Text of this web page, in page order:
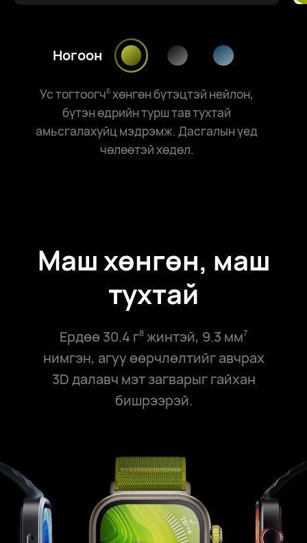
Ногоон
Ус тогтоогч6 хөнгөн бүтэцтэй нейлон,
бүтэн өдрийн турш тав тухтай
амьсгалахуйц мэдрэмж. Дасгалын үед
чөлөөтэй хөдөл.
Маш хөнгөн, маш
тухтай
Ердөө 30.4 г8 жинтэй, 9.3 мм7
нимгэн, агуу өөрчлөлтийг авчрах
3D далавч мэт загварыг гайхан
бишрээрэй.